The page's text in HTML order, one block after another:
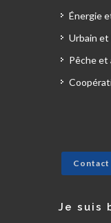
Énergie
Urbain et
Pêche et
Je suis